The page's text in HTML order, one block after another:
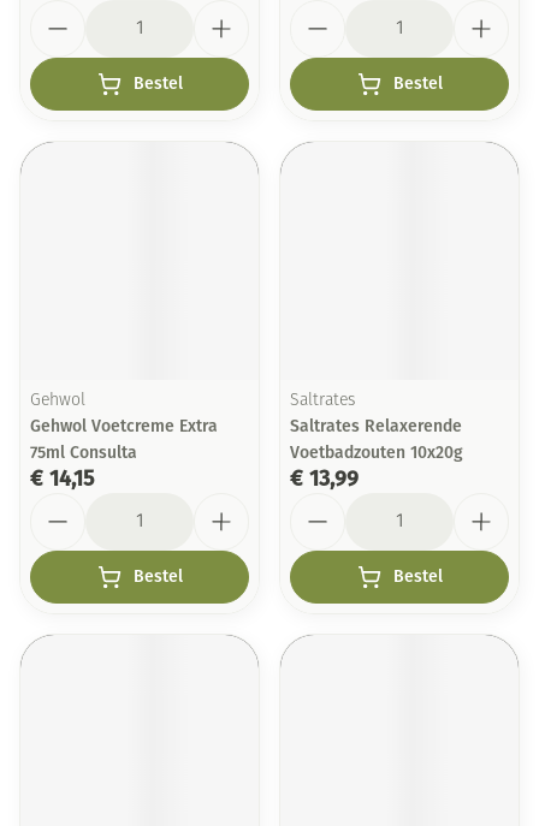
Bestel Bestel
Gehwol
Gehwol Voetcreme Extra
75ml Consulta
€ 14,15
Bestel
Saltrates
Saltrates Relaxerende
Voetbadzouten 10x20g
€ 13,99
Bestel